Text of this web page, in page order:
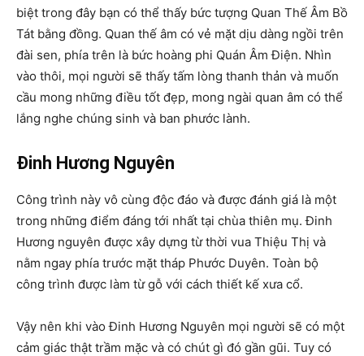
biệt trong đây bạn có thể thấy bức tượng Quan Thế Âm Bồ
Tát bằng đồng. Quan thế âm có vẻ mặt dịu dàng ngồi trên
đài sen, phía trên là bức hoàng phi Quán Âm Điện. Nhìn
vào thôi, mọi người sẽ thấy tấm lòng thanh thản và muốn
cầu mong những điều tốt đẹp, mong ngài quan âm có thể
lắng nghe chúng sinh và ban phước lành.
Đinh Hương Nguyên
Công trình này vô cùng độc đáo và được đánh giá là một
trong những điểm đáng tới nhất tại chùa thiên mụ. Đinh
Hương nguyên được xây dựng từ thời vua Thiệu Thị và
nằm ngay phía trước mặt tháp Phước Duyên. Toàn bộ
công trình được làm từ gỗ với cách thiết kế xưa cổ.
Vậy nên khi vào Đinh Hương Nguyên mọi người sẽ có một
cảm giác thật trầm mặc và có chút gì đó gần gũi. Tuy có